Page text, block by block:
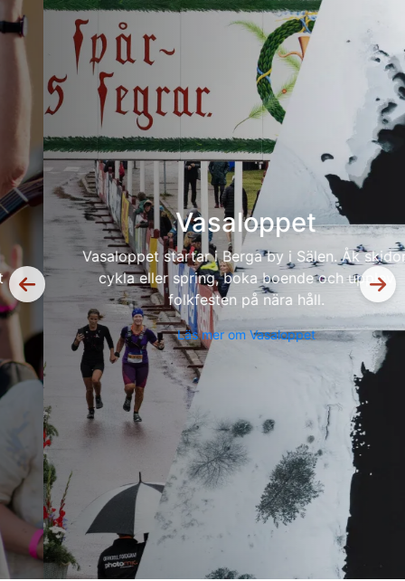
Vasaloppet
Vasaloppet startar i Berga by i Sälen. Åk skidor,
cykla eller spring, boka boende och upplev
folkfesten på nära håll.
Läs mer om Vasaloppet